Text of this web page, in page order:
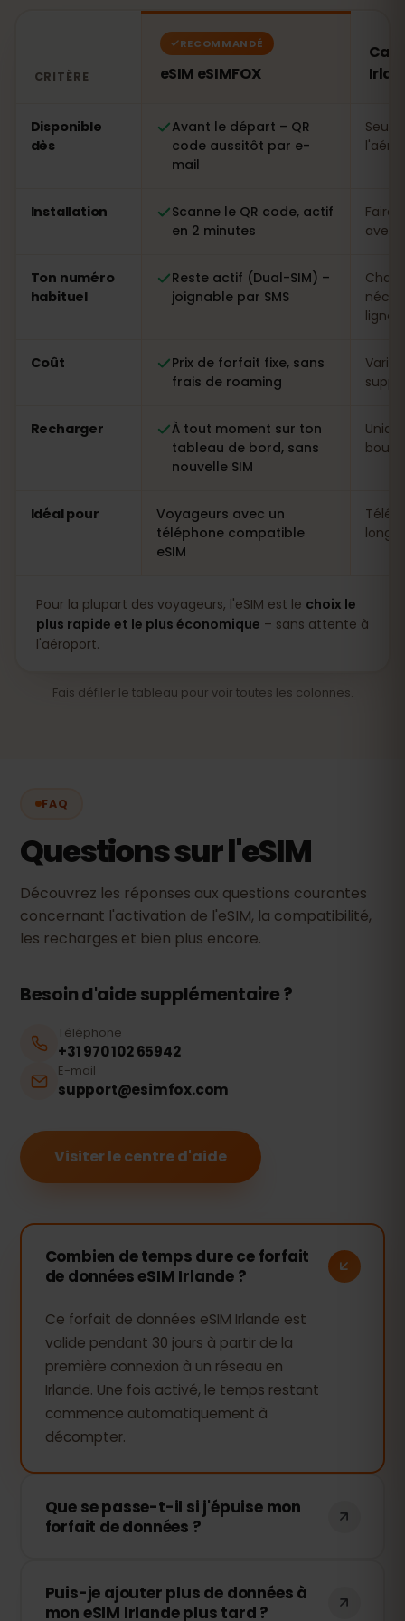
CRITÈRE
RECOMMANDÉ
eSIM eSIMFOX
Disponible
dès
Avant le départ – QR
code aussitôt par e-
mail
Installation
Scanne le QR code, actif
en 2 minutes
Faire
avec
Ton numéro
habituel
Reste actif (Dual-SIM) –
joignable par SMS
ligne
Coût
Prix de forfait fixe, sans
frais de roaming
Recharger
À tout moment sur ton
tableau de bord, sans
nouvelle SIM
Idéal pour
Voyageurs avec un
téléphone compatible
eSIM
longs
Pour la plupart des voyageurs, l'eSIM est le choix le
plus rapide et le plus économique – sans attente à
l'aéroport.
Fais défiler le tableau pour voir toutes les colonnes.
FAQ
Questions sur l'eSIM
Découvrez les réponses aux questions courantes
concernant l'activation de l'eSIM, la compatibilité,
les recharges et bien plus encore.
Besoin d'aide supplémentaire ?
Téléphone
+31 970 102 65942
E-mail
support@esimfox.com
Visiter le centre d'aide
Combien de temps dure ce forfait
de données eSIM Irlande ?
Ce forfait de données eSIM Irlande est
valide pendant 30 jours à partir de la
première connexion à un réseau en
Irlande. Une fois activé, le temps restant
commence automatiquement à
décompter.
Que se passe-t-il si j'épuise mon
forfait de données ?
connexion sera interrompue. Vous
pouvez facilement recharger votre eSIM
Puis-je ajouter plus de données à
mon eSIM Irlande plus tard ?